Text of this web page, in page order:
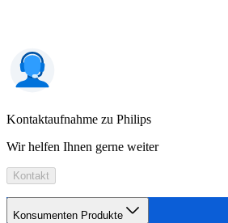
Kontaktaufnahme zu Philips
Wir helfen Ihnen gerne weiter
Kontakt
Konsumenten Produkte